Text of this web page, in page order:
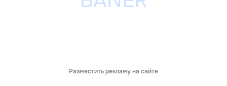
Разместить рекламу на сайте